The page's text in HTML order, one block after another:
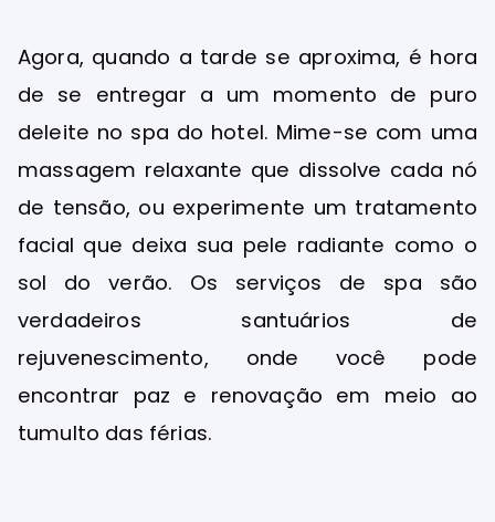
Agora, quando a tarde se aproxima, é hora
de se entregar a um momento de puro
deleite no spa do hotel. Mime-se com uma
massagem relaxante que dissolve cada nó
de tensão, ou experimente um tratamento
facial que deixa sua pele radiante como o
sol do verão. Os serviços de spa são
verdadeiros santuários de
rejuvenescimento, onde você pode
encontrar paz e renovação em meio ao
tumulto das férias.